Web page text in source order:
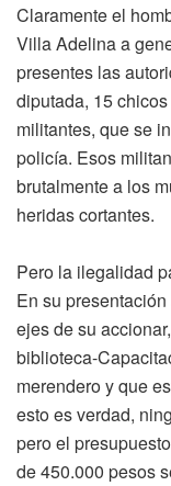
Claramente el
Villa Adelina a
presentes las
diputada, 15
militantes, que se
policía. Esos
brutalmente a los
heridas cortantes.
Pero la ilegalidad
En su
ejes de su
biblioteca-
merendero y que
esto es verdad,
pero el
de 450.000 pesos